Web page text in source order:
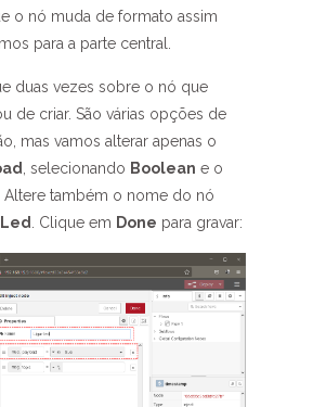
o nó muda de formato assim
para a parte central.
duas vezes sobre o nó que
de criar. São várias opções de
mas vamos alterar apenas o
, selecionando Boolean e o
. Altere também o nome do nó
. Clique em Done para gravar: